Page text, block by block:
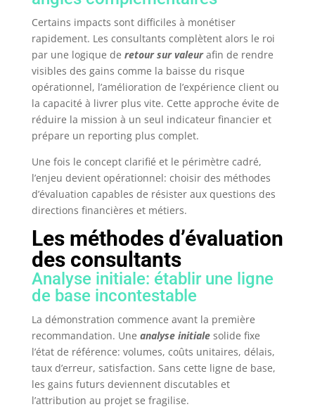
Certains impacts sont difficiles à monétiser
rapidement. Les consultants complètent alors le roi
par une logique de retour sur valeurafin de rendre
visibles des gains comme la baisse du risque
opérationnel, l’amélioration de l’expérience client ou
la capacité à livrer plus vite. Cette approche évite de
réduire la mission à un seul indicateur financier et
prépare un reporting plus complet.
Une fois le concept clarifié et le périmètre cadré,
l’enjeu devient opérationnel: choisir des méthodes
d’évaluation capables de résister aux questions des
directions financières et métiers.
Les méthodes d’évaluation
des consultants
Analyse initiale: établir une ligne
de base incontestable
La démonstration commence avant la première
recommandation. Une analyse initialesolide fixe
l’état de référence: volumes, coûts unitaires, délais,
taux d’erreur, satisfaction. Sans cette ligne de base,
les gains futurs deviennent discutables et
l’attribution au projet se fragilise.